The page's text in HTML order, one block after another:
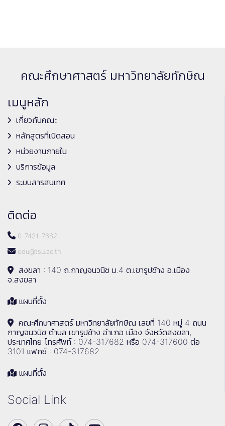
คณะศึกษาศาสตร์ มหาวิทยาลัยทักษิณ
เมนูหลัก
เกี่ยวกับคณะ
หลักสูตรที่เปิดสอน
หน่วยงานภายใน
บริการข้อมูล
ระบบสารสนเทศ
ติดต่อ
0-7431-7682
edu@tsu.ac.th
สงขลา : 140 ถ.กาญจนวนิช ม.4 ต.เขารูปช้าง อ.เมือง
จ.สงขลา
แผนที่ตั้ง
คณะศึกษาศาสตร์ มหาวิทยาลัยทักษิณ เลขที่ 140 หมู่ 4 ถนน
กาญจนวนิช ตำบล เขารูปช้าง อำเภอ เมือง จังหวัดสงขลา,
ประเทศไทย โทรศัพท์ : 074-317682 หรือ 074-317600 ต่อ
3101 แฟกซ์ : 074-317682
แผนที่ตั้ง
Social Link